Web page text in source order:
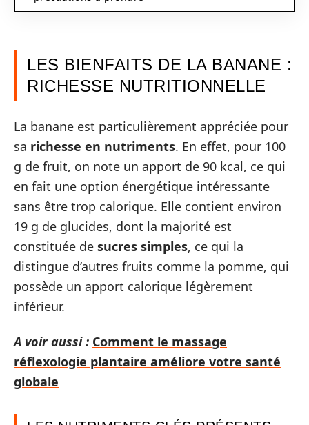
LES BIENFAITS DE LA BANANE :
RICHESSE NUTRITIONNELLE
La banane est particulièrement appréciée pour
sa richesse en nutriments. En effet, pour 100
g de fruit, on note un apport de 90 kcal, ce qui
en fait une option énergétique intéressante
sans être trop calorique. Elle contient environ
19 g de glucides, dont la majorité est
constituée de sucres simples, ce qui la
distingue d’autres fruits comme la pomme, qui
possède un apport calorique légèrement
inférieur.
A voir aussi : Comment le massage
réflexologie plantaire améliore votre santé
globale